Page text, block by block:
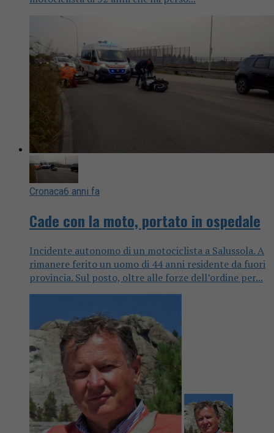
Cronaca6 anni fa
Cade con la moto, portato in ospedale
Incidente autonomo di un motociclista a Salussola. A
rimanere ferito un uomo di 44 anni residente da fuori
provincia. Sul posto, oltre alle forze dell’ordine per...